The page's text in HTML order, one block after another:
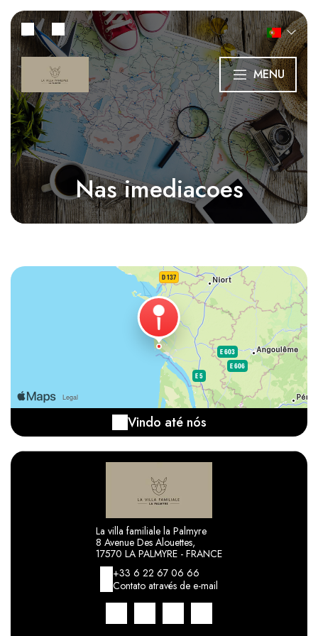
MENU
Nas imediacoes
Vindo até nós
La villa familiale la Palmyre
8 Avenue Des Alouettes,
17570 LA PALMYRE - FRANCE
+33 6 22 67 06 66
Contato através de e-mail